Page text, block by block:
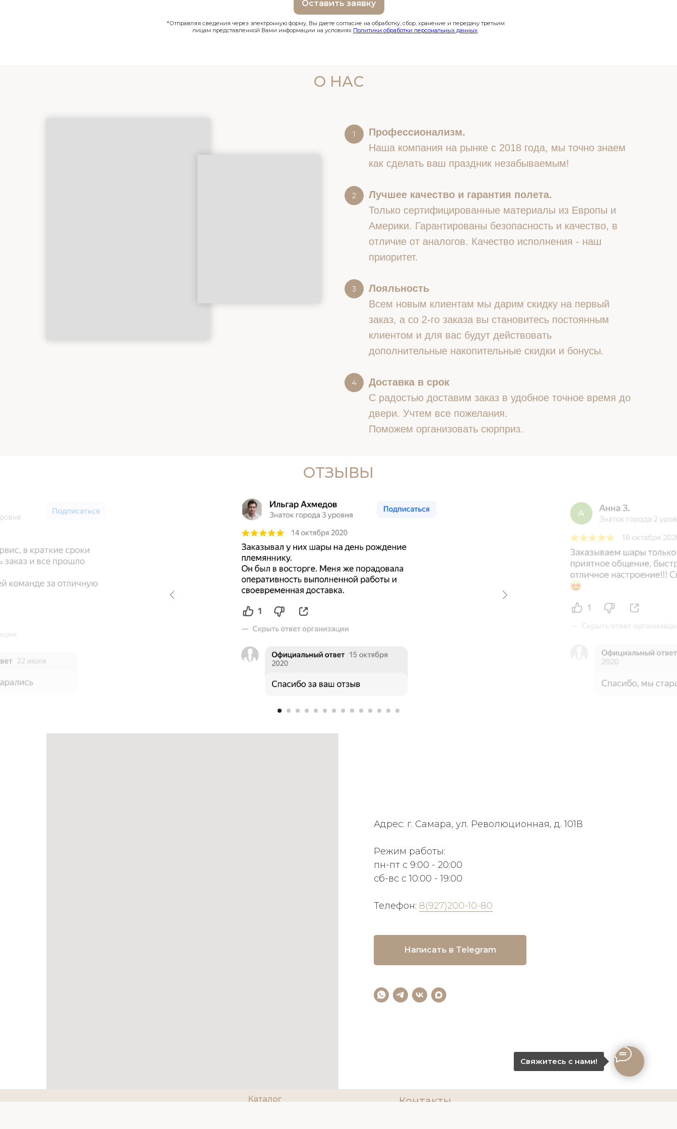
Свяжитесь с нами!
Оставить заявку
*Отправляя сведения через электронную форму, Вы даете согласие на обработку, сбор, хранение и передачу третьим
лицам представленной Вами информации на условиях Политики обработки персональных данных.
О НАС
Профессионализм.
Наша компания на рынке с 2018 года, мы точно знаем
как сделать ваш праздник незабываемым!
Лучшее качество и гарантия полета.
Только сертифицированные материалы из Европы и
Америки. Гарантированы безопасность и качество, в
отличие от аналогов. Качество исполнения - наш
приоритет.
Лояльность
Всем новым клиентам мы дарим скидку на первый
заказ, а со 2-го заказа вы становитесь постоянным
клиентом и для вас будут действовать
дополнительные накопительные скидки и бонусы.
Доставка в срок
С радостью доставим заказ в удобное точное время до
двери. Учтем все пожелания.
Поможем организовать сюрприз.
ОТЗЫВЫ
Адрес: г. Самара, ул. Революционная, д. 101В
Режим работы:
пн-пт с 9:00 - 20:00
сб-вс с 10:00 - 19:00
Телефон: 8(927)200-10-80
Написать в Telegram
Контакты
Каталог